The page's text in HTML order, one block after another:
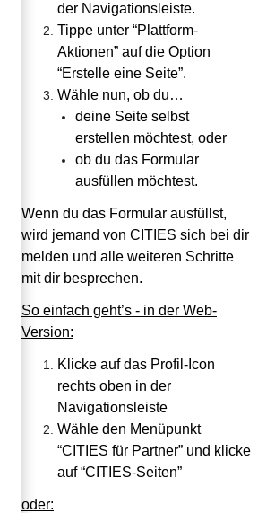
der Navigationsleiste.
Tippe unter “Plattform-
Aktionen” auf die Option
“Erstelle eine Seite”.
Wähle nun, ob du…
deine Seite selbst
erstellen möchtest, oder
ob du das Formular
ausfüllen möchtest.
Wenn du das Formular ausfüllst,
wird jemand von CITIES sich bei dir
melden und alle weiteren Schritte
mit dir besprechen.
So einfach geht’s - in der Web-
Version:
Klicke auf das Profil-Icon
rechts oben in der
Navigationsleiste
Wähle den Menüpunkt
“CITIES für Partner” und klicke
auf “CITIES-Seiten”
oder: